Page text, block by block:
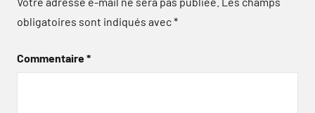
obligatoires sont indiqués avec*
Commentaire*